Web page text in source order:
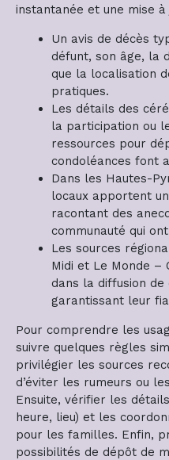
instantanée et une mise
Un avis de décès
défunt, son âge, la
que la localisation
pratiques.
Les détails des
la participation ou
ressources pour
condoléances font
Dans les Hautes-
locaux apportent
racontant des
communauté qui
Les sources
Midi et Le Monde –
dans la diffusion
garantissant leur
Pour comprendre les
suivre quelques règles
privilégier les sources
d’éviter les rumeurs ou
Ensuite, vérifier les
heure, lieu) et les
pour les familles. Enfin,
possibilités de dépôt de